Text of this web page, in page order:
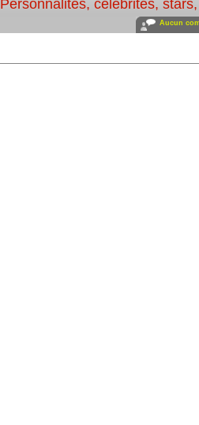
Personnalités, célébrités, stars
Aucun